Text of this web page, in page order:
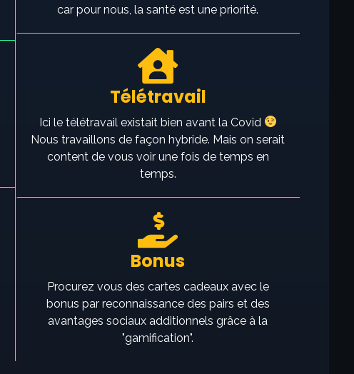
car pour nous, la santé est une priorité.
Télétravail
Ici le télétravail existait bien avant la Covid
Nous travaillons de façon hybride. Mais on serait
content de vous voir une fois de temps en
temps.
Bonus
Procurez vous des cartes cadeaux avec le
bonus par reconnaissance des pairs et des
avantages sociaux additionnels grâce à la
"gamification".